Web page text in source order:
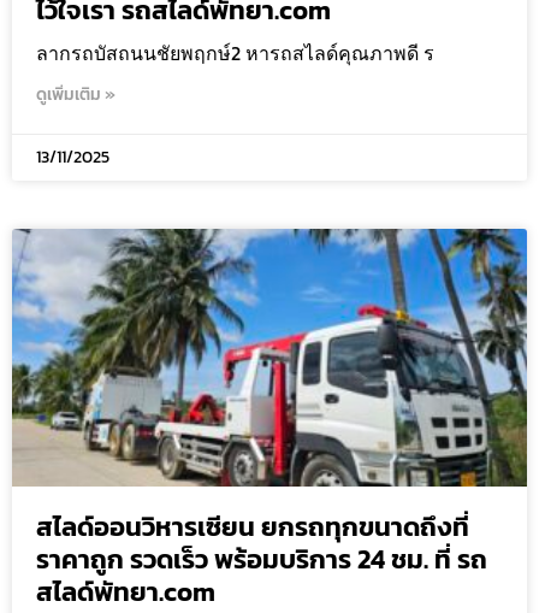
ไว้ใจเรา รถสไลด์พัทยา.com
ลากรถบัสถนนชัยพฤกษ์2 หารถสไลด์คุณภาพดี ร
ดูเพิ่มเติม »
13/11/2025
สไลด์ออนวิหารเซียน ยกรถทุกขนาดถึงที่
ราคาถูก รวดเร็ว พร้อมบริการ 24 ชม. ที่ รถ
สไลด์พัทยา.com